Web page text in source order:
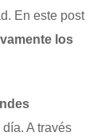
En este post
los
A través